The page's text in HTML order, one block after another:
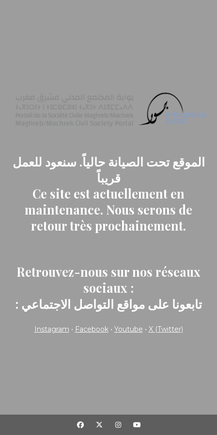
الموقع تحت الصيانة حالياً. سنعود للعمل
قريباً
Ce site est actuellement en
maintenance. Nous serons de
retour très prochainement.
Retrouvez-nous sur nos réseaux
sociaux :
: تابعونا على مواقع التواصل الاجتماعي
Instagram • Facebook• Youtube • X (Twitter)